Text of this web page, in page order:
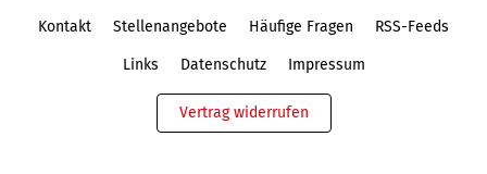
Kontakt Stellenangebote Häufige Fragen RSS-Feeds
Links Datenschutz Impressum
Vertrag widerrufen